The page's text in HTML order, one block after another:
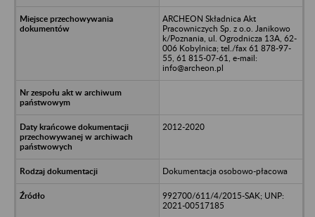
ARCHEON Składnica Akt
Pracowniczych Sp. z o.o. Janikowo
k/Poznania, ul. Ogrodnicza 13A, 62-
006 Kobylnica; tel./fax 61 878-97-
55, 61 815-07-61, e-mail:
info@archeon.pl
2012-2020
Dokumentacja osobowo-płacowa
992700/611/4/2015-SAK; UNP:
2021-00517185